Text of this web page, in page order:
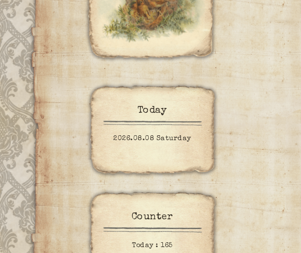
Today
2026.08.08 Saturday
Counter
Today :165